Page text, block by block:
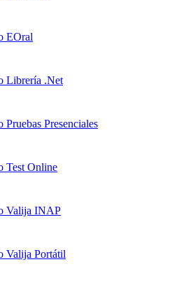
EOral
Librería .Net
Pruebas Presenciales
Test Online
Valija INAP
Valija Portátil